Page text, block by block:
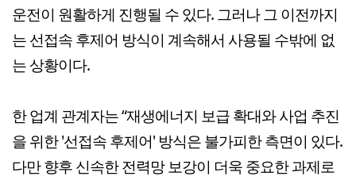
운전이 원활하게 진행될 수 있다. 그러나 그 이전까지
는 선접속 후제어 방식이 계속해서 사용될 수밖에 없
는 상황이다.
한 업계 관계자는 “재생에너지 보급 확대와 사업 추진
을 위한 '선접속 후제어' 방식은 불가피한 측면이 있다.
다만 향후 신속한 전력망 보강이 더욱 중요한 과제로